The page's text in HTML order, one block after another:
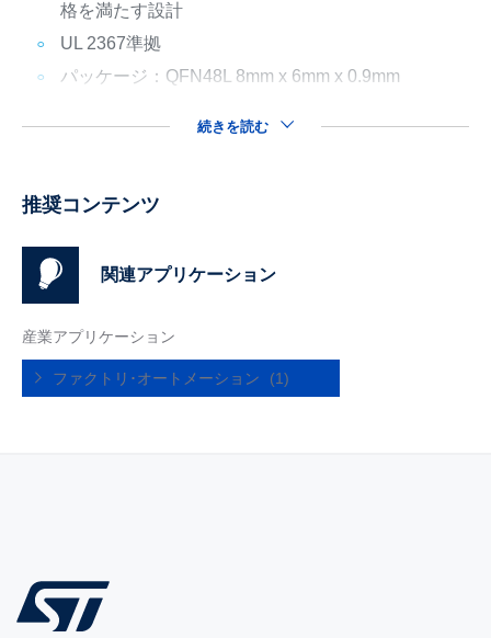
格を満たす設計
UL 2367準拠
パッケージ：QFN48L 8mm x 6mm x 0.9mm
続きを読む
推奨コンテンツ
関連アプリケーション
産業アプリケーション
ファクトリ･オートメーション (1)